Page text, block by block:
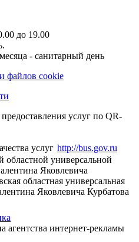
до 19.00
- санитарный день
файлов cookie
услуг по QR-
http://bus.gov.ru
универсальной
Яковлевича
областная универсальная
Яковлевича Курбатова
агентства интернет-рекламы